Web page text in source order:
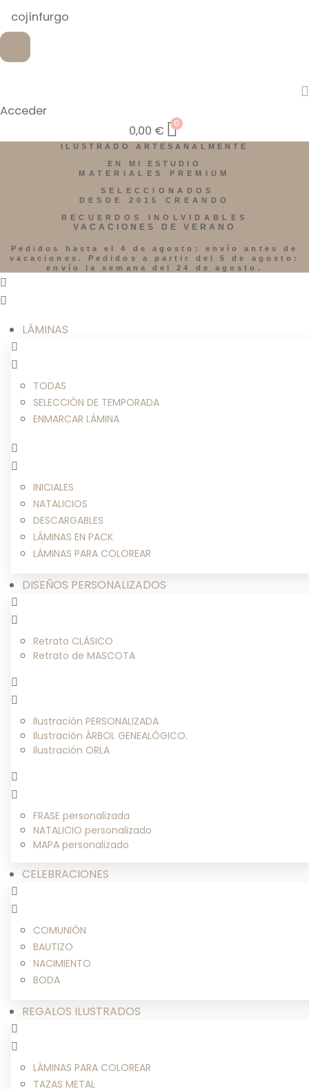
Acceder
0,00 € 0
ILUSTRADO ARTESANALMENTE
EN MI ESTUDIO
MATERIALES PREMIUM
SELECCIONADOS
DESDE 2015 CREANDO
RECUERDOS INOLVIDABLES
VACACIONES DE VERANO
Pedidos hasta el 4 de agosto: envío antes de
vacaciones. Pedidos a partir del 5 de agosto:
envío la semana del 24 de agosto.
LÁMINAS
TODAS
SELECCIÓN DE TEMPORADA
ENMARCAR LÁMINA
INICIALES
NATALICIOS
DESCARGABLES
LÁMINAS EN PACK
LÁMINAS PARA COLOREAR
DISEÑOS PERSONALIZADOS
Retrato CLÁSICO
Retrato de MASCOTA
Ilustración PERSONALIZADA
Ilustración ÁRBOL GENEALÓGICO.
Ilustración ORLA
FRASE personalizada
NATALICIO personalizado
MAPA personalizado
CELEBRACIONES
COMUNIÓN
BAUTIZO
NACIMIENTO
BODA
REGALOS ILUSTRADOS
LÁMINAS PARA COLOREAR
TAZAS METAL